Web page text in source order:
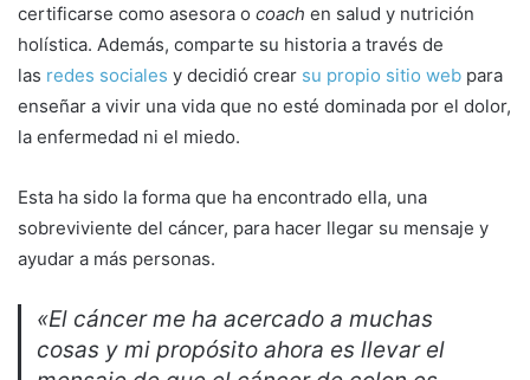
certificarse como asesora o coach en salud y nutrición
holística. Además, comparte su historia a través de
las redes sociales y decidió crear su propio sitio web para
enseñar a vivir una vida que no esté dominada por el dolor,
la enfermedad ni el miedo.
Esta ha sido la forma que ha encontrado ella, una
sobreviviente del cáncer, para hacer llegar su mensaje y
ayudar a más personas.
«El cáncer me ha acercado a muchas
cosas y mi propósito ahora es llevar el